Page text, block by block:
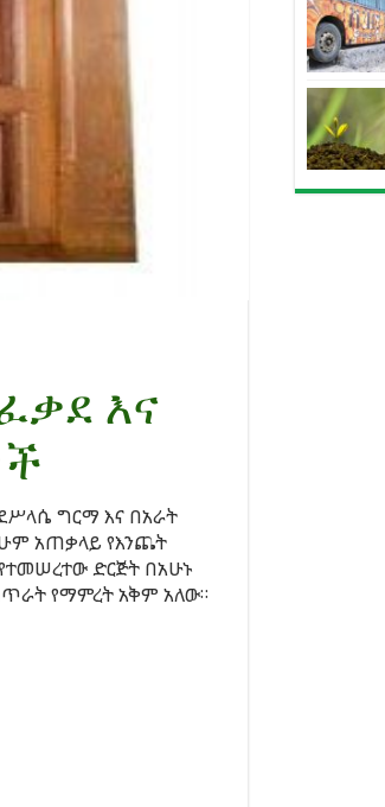
እና
ግርማ እና በአራት
አጠቃላይ የእንጨት
ድርጅት በአሁኑ
የማምረት አቅም አለው።